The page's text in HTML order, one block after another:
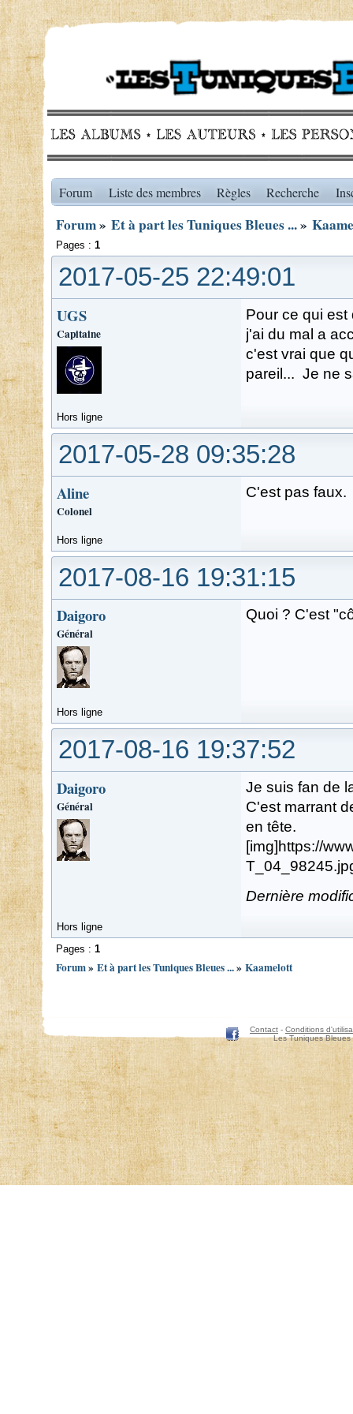
Forum Liste des membres Règles Recherche
Forum» Et à part les Tuniques Bleues ...»
Pages : 1
2017-05-25 22:49:01
UGS
Capitaine
Pour ce qui est
j'ai du mal a
c'est vrai que
pareil... Je ne
Hors ligne
2017-05-28 09:35:28
Aline
Colonel
C'est pas faux.
Hors ligne
2017-08-16 19:31:15
Daigoro
Général
Quoi ? C'est
Hors ligne
2017-08-16 19:37:52
Daigoro
Général
Je suis fan de
C'est marrant
en tête.
[img]https://
Dernière
Hors ligne
Pages : 1
Forum» Et à part les Tuniques Bleues ...» Kaamelott
Contact - Conditions
Les Tuniques